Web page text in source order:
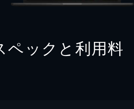
ペックと利用料